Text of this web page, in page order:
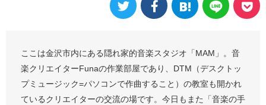
ここは金沢市内にある隠れ家的音楽スタジオ「MAM」。音
楽クリエイターFunaの作業部屋であり、DTM（デスクトッ
プミュージック=パソコンで作曲すること）の教室も開かれ
ているクリエイターの交流の場です。今日もまた「音楽の手